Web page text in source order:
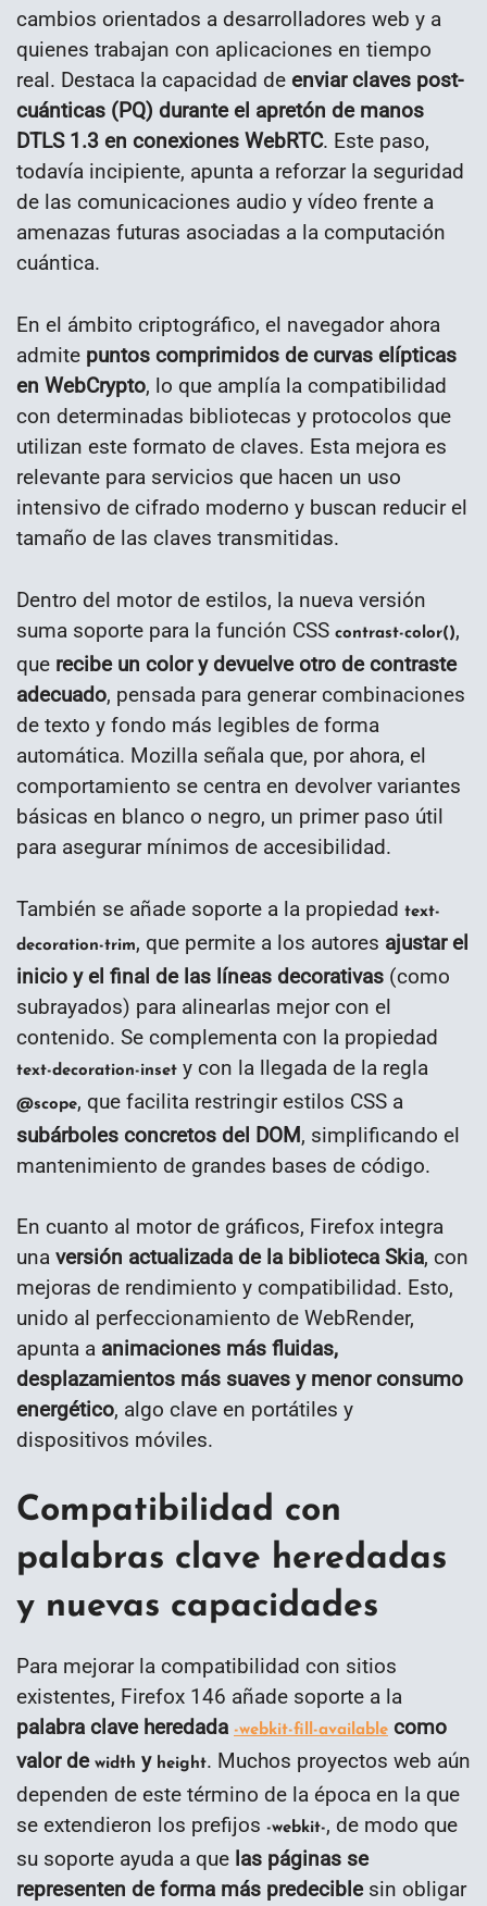
cambios orientados a desarrolladores web y a
quienes trabajan con aplicaciones en tiempo
real. Destaca la capacidad de enviar claves post-
cuánticas (PQ) durante el apretón de manos
DTLS 1.3 en conexiones WebRTC. Este paso,
todavía incipiente, apunta a reforzar la seguridad
de las comunicaciones audio y vídeo frente a
amenazas futuras asociadas a la computación
cuántica.
En el ámbito criptográfico, el navegador ahora
admite puntos comprimidos de curvas elípticas
en WebCrypto, lo que amplía la compatibilidad
con determinadas bibliotecas y protocolos que
utilizan este formato de claves. Esta mejora es
relevante para servicios que hacen un uso
intensivo de cifrado moderno y buscan reducir el
tamaño de las claves transmitidas.
Dentro del motor de estilos, la nueva versión
suma soporte para la función CSS contrast-color(),
que recibe un color y devuelve otro de contraste
adecuado, pensada para generar combinaciones
de texto y fondo más legibles de forma
automática. Mozilla señala que, por ahora, el
comportamiento se centra en devolver variantes
básicas en blanco o negro, un primer paso útil
para asegurar mínimos de accesibilidad.
También se añade soporte a la propiedad text-
decoration-trim, que permite a los autores ajustar el
inicio y el final de las líneas decorativas (como
subrayados) para alinearlas mejor con el
contenido. Se complementa con la propiedad
text-decoration-inset y con la llegada de la regla
@scope, que facilita restringir estilos CSS a
subárboles concretos del DOM, simplificando el
mantenimiento de grandes bases de código.
En cuanto al motor de gráficos, Firefox integra
una versión actualizada de la biblioteca Skia, con
mejoras de rendimiento y compatibilidad. Esto,
unido al perfeccionamiento de WebRender,
apunta a animaciones más fluidas,
desplazamientos más suaves y menor consumo
energético, algo clave en portátiles y
dispositivos móviles.
Compatibilidad con
palabras clave heredadas
y nuevas capacidades
Para mejorar la compatibilidad con sitios
existentes, Firefox 146 añade soporte a la
palabra clave heredada -webkit-fill-available como
valor de width y height. Muchos proyectos web aún
dependen de este término de la época en la que
se extendieron los prefijos -webkit-, de modo que
su soporte ayuda a que las páginas se
representen de forma más predeciblesin obligar